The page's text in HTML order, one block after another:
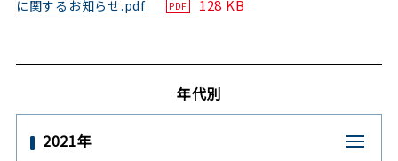
に関するお知らせ.pdf
PDF 128 KB
年代別
2021年